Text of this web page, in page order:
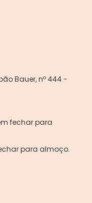
Bauer, nº 444 -
fechar para
para almoço.